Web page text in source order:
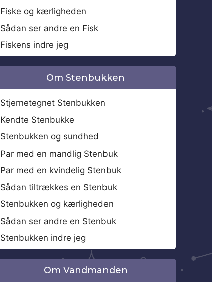
Fiske og kærligheden
Sådan ser andre en Fisk
Fiskens indre jeg
Om Stenbukken
Stjernetegnet Stenbukken
Kendte Stenbukke
Stenbukken og sundhed
Par med en mandlig Stenbuk
Par med en kvindelig Stenbuk
Sådan tiltrækkes en Stenbuk
Stenbukken og kærligheden
Sådan ser andre en Stenbuk
Stenbukken indre jeg
Om Vandmanden